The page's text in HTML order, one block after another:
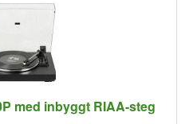
med inbyggt RIAA-steg